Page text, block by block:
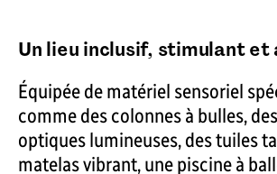
Un lieu inclusif, stimulant et
Équipée de matériel sensoriel
comme des colonnes à bulles,
optiques lumineuses, des tuiles
matelas vibrant, une piscine à